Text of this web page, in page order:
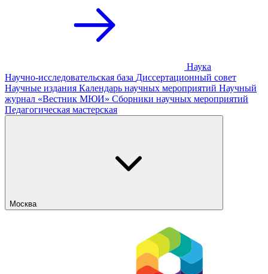
Наука
Научно-исследовательская база Диссертационный совет
Научные издания Календарь научных мероприятий Научный
журнал «Вестник МЮИ» Сборники научных мероприятий
Педагогическая мастерская
Москва